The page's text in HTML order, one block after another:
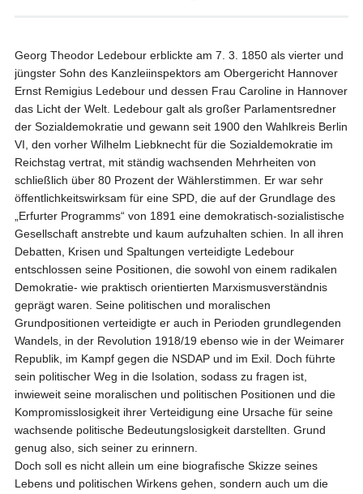
Georg Theodor Ledebour erblickte am 7. 3. 1850 als vierter und
jüngster Sohn des Kanzleiinspektors am Obergericht Hannover
Ernst Remigius Ledebour und dessen Frau Caroline in Hannover
das Licht der Welt. Ledebour galt als großer Parlamentsredner
der Sozialdemokratie und gewann seit 1900 den Wahlkreis Berlin
VI, den vorher Wilhelm Liebknecht für die Sozialdemokratie im
Reichstag vertrat, mit ständig wachsenden Mehrheiten von
schließlich über 80 Prozent der Wählerstimmen. Er war sehr
öffentlichkeitswirksam für eine SPD, die auf der Grundlage des
„Erfurter Programms“ von 1891 eine demokratisch-sozialistische
Gesellschaft anstrebte und kaum aufzuhalten schien. In all ihren
Debatten, Krisen und Spaltungen verteidigte Ledebour
entschlossen seine Positionen, die sowohl von einem radikalen
Demokratie- wie praktisch orientierten Marxismusverständnis
geprägt waren. Seine politischen und moralischen
Grundpositionen verteidigte er auch in Perioden grundlegenden
Wandels, in der Revolution 1918/19 ebenso wie in der Weimarer
Republik, im Kampf gegen die NSDAP und im Exil. Doch führte
sein politischer Weg in die Isolation, sodass zu fragen ist,
inwieweit seine moralischen und politischen Positionen und die
Kompromisslosigkeit ihrer Verteidigung eine Ursache für seine
wachsende politische Bedeutungslosigkeit darstellten. Grund
genug also, sich seiner zu erinnern.
Doch soll es nicht allein um eine biografische Skizze seines
Lebens und politischen Wirkens gehen, sondern auch um die